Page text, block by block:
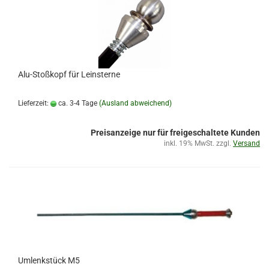
Alu-Stoßkopf für Leinsterne
Lieferzeit: ca. 3-4 Tage (Ausland abweichend)
Preisanzeige nur für freigeschaltete Kunden
inkl. 19% MwSt. zzgl. Versand
Umlenkstück M5